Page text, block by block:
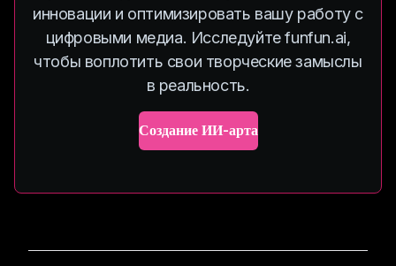
инновации и оптимизировать вашу работу с
цифровыми медиа. Исследуйте funfun.ai,
чтобы воплотить свои творческие замыслы
в реальность.
Создание ИИ-арта